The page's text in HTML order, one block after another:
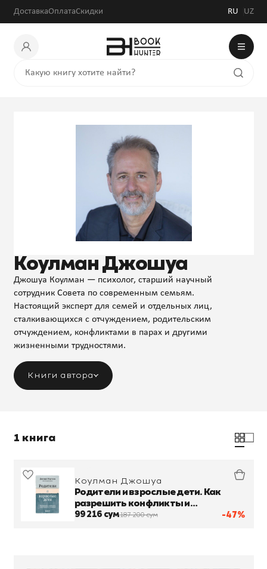
ДоставкаОплатаСкидки RU UZ
Коулман Джошуа
Джошуа Коулман — психолог, старший научный
сотрудник Совета по современным семьям.
Настоящий эксперт для семей и отдельных лиц,
сталкивающихся с отчуждением, родительским
отчуждением, конфликтами в парах и другими
жизненными трудностями.
Книги автора
1 книга
-47%
Коулман Джошуа
Родители и взрослые дети. Как
разрешить конфликты и
восстановить отношения
99 216 сум187 200 сум